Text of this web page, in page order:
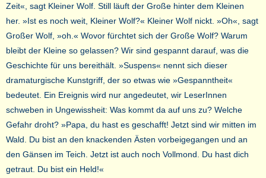
Zeit«, sagt Kleiner Wolf. Still läuft der Große hinter dem Kleinen
her. »Ist es noch weit, Kleiner Wolf?« Kleiner Wolf nickt. »Oh«, sagt
Großer Wolf, »oh.« Wovor fürchtet sich der Große Wolf? Warum
bleibt der Kleine so gelassen? Wir sind gespannt darauf, was die
Geschichte für uns bereithält. »Suspens« nennt sich dieser
dramaturgische Kunstgriff, der so etwas wie »Gespanntheit«
bedeutet. Ein Ereignis wird nur angedeutet, wir LeserInnen
schweben in Ungewissheit: Was kommt da auf uns zu? Welche
Gefahr droht? »Papa, du hast es geschafft! Jetzt sind wir mitten im
Wald. Du bist an den knackenden Ästen vorbeigegangen und an
den Gänsen im Teich. Jetzt ist auch noch Vollmond. Du hast dich
getraut. Du bist ein Held!«